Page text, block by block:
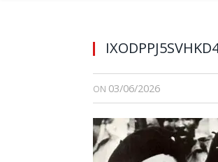
ON 03/06/2026